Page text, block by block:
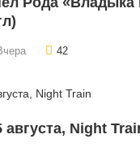
42
Night